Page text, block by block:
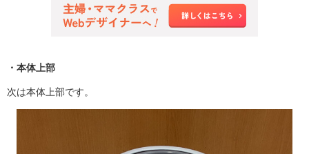
・本体上部
次は本体上部です。